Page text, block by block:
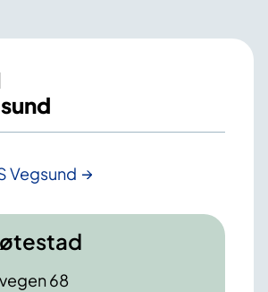
Vegsund
68